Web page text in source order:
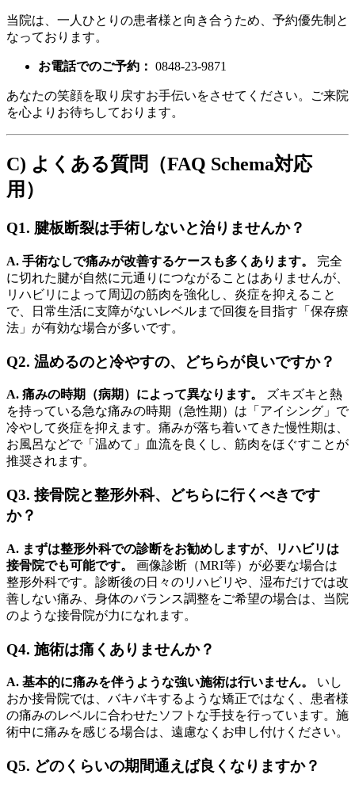
当院は、一人ひとりの患者様と向き合うため、予約優先制と
なっております。
お電話でのご予約： 0848-23-9871
あなたの笑顔を取り戻すお手伝いをさせてください。ご来院
を心よりお待ちしております。
C) よくある質問（FAQ Schema対応
用）
Q1. 腱板断裂は手術しないと治りませんか？
A. 手術なしで痛みが改善するケースも多くあります。
完全
に切れた腱が自然に元通りにつながることはありませんが、
リハビリによって周辺の筋肉を強化し、炎症を抑えること
で、日常生活に支障がないレベルまで回復を目指す「保存療
法」が有効な場合が多いです。
Q2. 温めるのと冷やすの、どちらが良いですか？
A. 痛みの時期（病期）によって異なります。
ズキズキと熱
を持っている急な痛みの時期（急性期）は「アイシング」で
冷やして炎症を抑えます。痛みが落ち着いてきた慢性期は、
お風呂などで「温めて」血流を良くし、筋肉をほぐすことが
推奨されます。
Q3. 接骨院と整形外科、どちらに行くべきです
か？
A. まずは整形外科での診断をお勧めしますが、リハビリは
接骨院でも可能です。
画像診断（MRI等）が必要な場合は
整形外科です。診断後の日々のリハビリや、湿布だけでは改
善しない痛み、身体のバランス調整をご希望の場合は、当院
のような接骨院が力になれます。
Q4. 施術は痛くありませんか？
A. 基本的に痛みを伴うような強い施術は行いません。
いし
おか接骨院では、バキバキするような矯正ではなく、患者様
の痛みのレベルに合わせたソフトな手技を行っています。施
術中に痛みを感じる場合は、遠慮なくお申し付けください。
Q5. どのくらいの期間通えば良くなりますか？